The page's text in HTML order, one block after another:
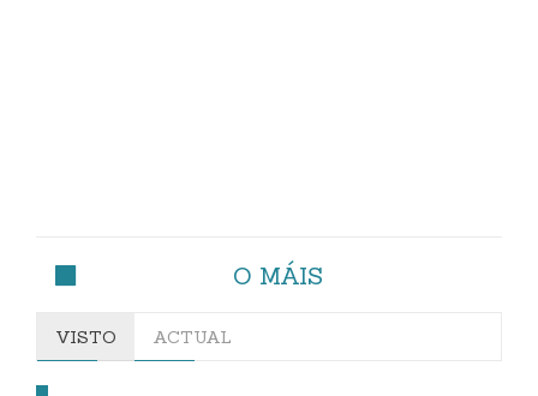
O MÁIS
VISTO ACTUAL